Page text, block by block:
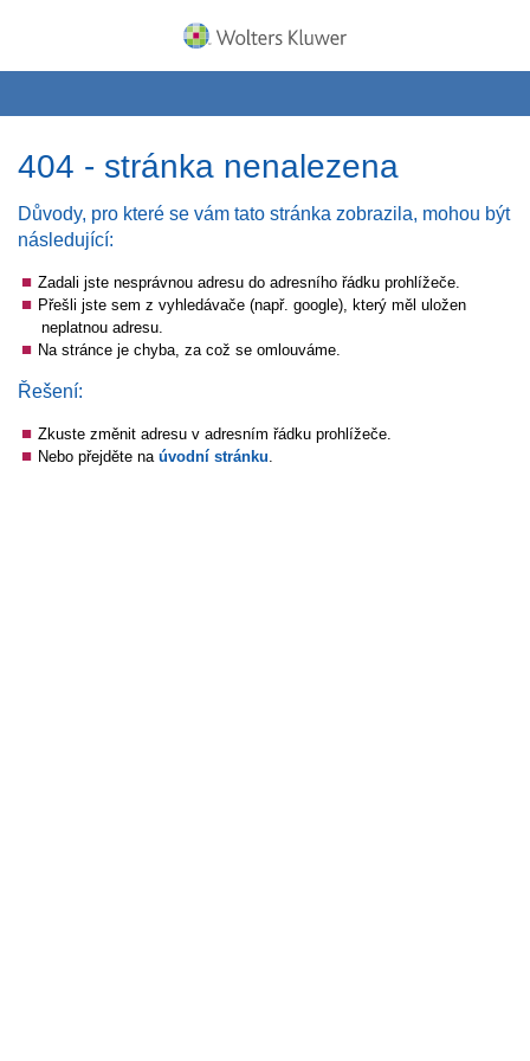
404 - stránka nenalezena
Důvody, pro které se vám tato stránka zobrazila, mohou být
následující:
Zadali jste nesprávnou adresu do adresního řádku prohlížeče.
Přešli jste sem z vyhledávače (např. google), který měl uložen
neplatnou adresu.
Na stránce je chyba, za což se omlouváme.
Řešení:
Zkuste změnit adresu v adresním řádku prohlížeče.
Nebo přejděte na úvodní stránku